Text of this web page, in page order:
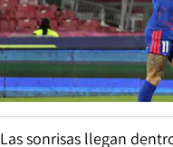
Las sonrisas llegan